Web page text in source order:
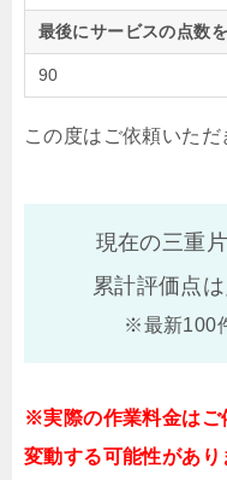
最後にサービスの点数
90
この度はご依頼いただ
現在の三重
累計評価点は
※最新100
※実際の作業料金はご
変動する可能性があり